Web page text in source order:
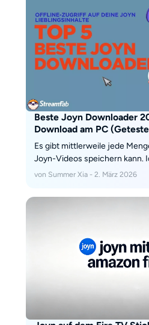
im Jahr 2026 dennoch als
Privatkopie für den
rechtssicher am PC sichern
Beste Joyn Downloader
Download am PC
Es gibt mittlerweile jede
Joyn-Videos speichern kann.
davon ausprobiert und zeige
unterscheiden.
von Summer Xia - 2. März 2026